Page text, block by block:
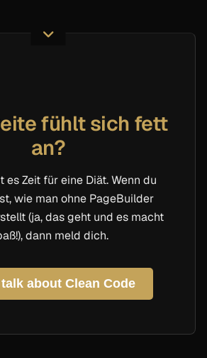
fühlt sich fett
an?
es Zeit für eine Diät. Wenn du
wie man ohne PageBuilder
(ja, das geht und es macht
dann meld dich.
about Clean Code